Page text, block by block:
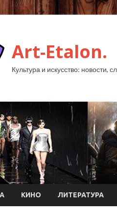
Art-Etalon.
Культура и искусство: новости,
КИНО ЛИТЕРАТУРА